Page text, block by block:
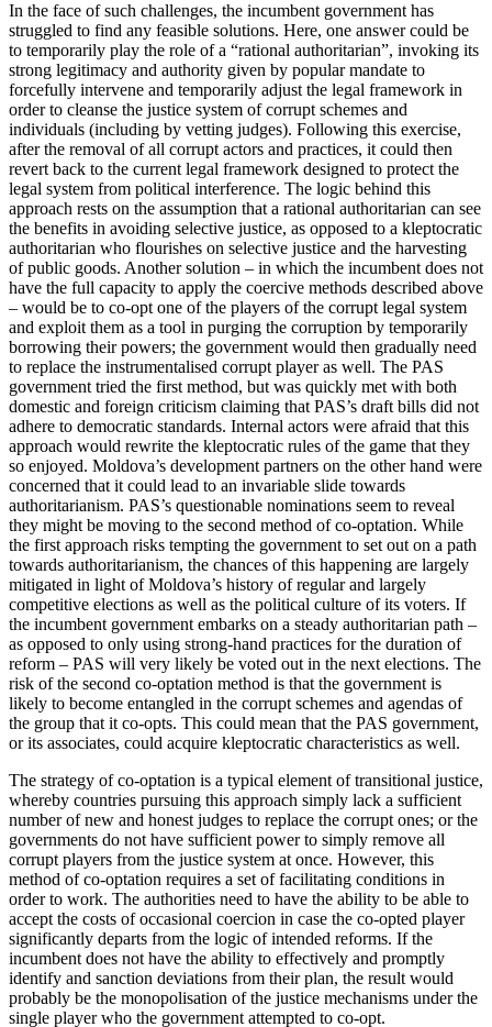
In the face of such challenges, the incumbent government has
struggled to find any feasible solutions. Here, one answer could be
to temporarily play the role of a “rational authoritarian”, invoking its
strong legitimacy and authority given by popular mandate to
forcefully intervene and tem­porarily adjust the legal framework in
order to cleanse the justice system of corrupt schemes and
individuals (including by vett­ing judges). Following this exercise,
after the removal of all corrupt actors and prac­tices, it could then
revert back to the cur­rent legal framework designed to protect the
legal system from political interference. The logic behind this
approach rests on the assumption that a rational authoritarian can see
the benefits in avoiding selective justice, as opposed to a kleptocratic
author­itarian who flourishes on selective justice and the harvesting
of public goods. Another solution – in which the incumbent does not
have the full capacity to apply the co­ercive methods described above
– would be to co-opt one of the players of the cor­rupt legal system
and exploit them as a tool in purging the corruption by temporarily
borrowing their powers; the government would then gradually need
to replace the instrumentalised corrupt player as well. The PAS
government tried the first method, but was quickly met with both
domestic and foreign criticism claiming that PAS’s draft bills did not
adhere to democratic standards. Internal actors were afraid that this
approach would rewrite the kleptocratic rules of the game that they
so enjoyed. Mol­dova’s development partners on the other hand were
concerned that it could lead to an invariable slide towards
authoritarian­ism. PAS’s questionable nominations seem to reveal
they might be moving to the second method of co-optation. While
the first approach risks tempting the government to set out on a path
towards authoritarianism, the chances of this happening are largely
mitigated in light of Moldova’s history of regular and largely
competitive elections as well as the political culture of its voters. If
the incumbent government em­barks on a steady authoritarian path –
as opposed to only using strong-hand practices for the duration of
reform – PAS will very likely be voted out in the next elections. The
risk of the second co-optation method is that the government is
likely to become entangled in the corrupt schemes and agendas of
the group that it co-opts. This could mean that the PAS government,
or its associates, could acquire kleptocratic characteristics as well.
The strategy of co-optation is a typical element of transitional justice,
whereby countries pursuing this approach simply lack a sufficient
number of new and honest judges to replace the corrupt ones; or the
governments do not have sufficient power to simply remove all
corrupt players from the justice system at once. However, this
method of co-optation requires a set of facilitating conditions in
order to work. The authorities need to have the ability to be able to
accept the costs of occasional co­ercion in case the co-opted player
significantly departs from the logic of intended reforms. If the
incumbent does not have the ability to effectively and promptly
identify and sanction deviations from their plan, the result would
probably be the monopolisation of the justice mechanisms under the
single player who the government attempted to co-opt.